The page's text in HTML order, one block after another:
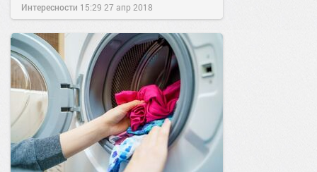
Интересности 15:29 27 апр 2018